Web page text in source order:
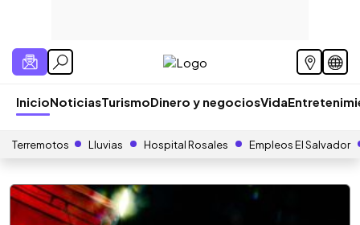
InicioNoticiasTurismoDinero y negociosVida
Terremotos Lluvias Hospital Rosales Empleos El Salvador